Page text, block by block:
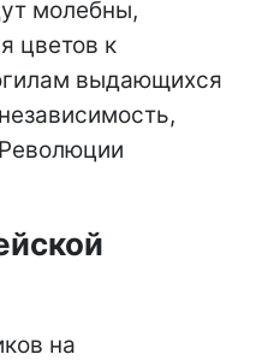
молебны,
цветов к
выдающихся
на